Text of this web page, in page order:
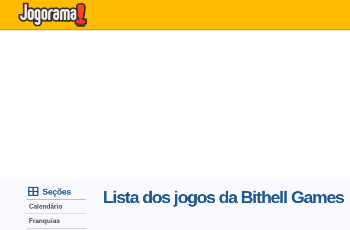
Lista dos jogos da Bithell Games
Seções
Calendário
Franquias